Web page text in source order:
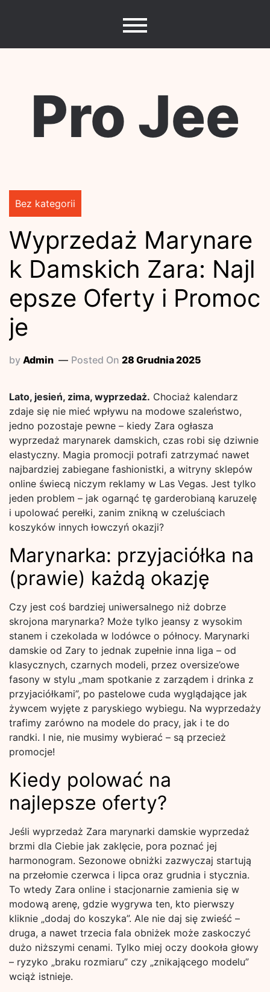
Pro Jee
Bez kategorii
Wyprzedaż Marynare
k Damskich Zara: Najl
epsze Oferty i Promoc
je
by Admin Posted On 28 Grudnia 2025
Lato, jesień, zima, wyprzedaż. Chociaż kalendarz
zdaje się nie mieć wpływu na modowe szaleństwo,
jedno pozostaje pewne – kiedy Zara ogłasza
wyprzedaż marynarek damskich, czas robi się dziwnie
elastyczny. Magia promocji potrafi zatrzymać nawet
najbardziej zabiegane fashionistki, a witryny sklepów
online świecą niczym reklamy w Las Vegas. Jest tylko
jeden problem – jak ogarnąć tę garderobianą karuzelę
i upolować perełki, zanim znikną w czeluściach
koszyków innych łowczyń okazji?
Marynarka: przyjaciółka na
(prawie) każdą okazję
Czy jest coś bardziej uniwersalnego niż dobrze
skrojona marynarka? Może tylko jeansy z wysokim
stanem i czekolada w lodówce o północy. Marynarki
damskie od Zary to jednak zupełnie inna liga – od
klasycznych, czarnych modeli, przez oversize’owe
fasony w stylu „mam spotkanie z zarządem i drinka z
przyjaciółkami”, po pastelowe cuda wyglądające jak
żywcem wyjęte z paryskiego wybiegu. Na wyprzedaży
trafimy zarówno na modele do pracy, jak i te do
randki. I nie, nie musimy wybierać – są przecież
promocje!
Kiedy polować na
najlepsze oferty?
Jeśli wyprzedaż Zara marynarki damskie wyprzedaż
brzmi dla Ciebie jak zaklęcie, pora poznać jej
harmonogram. Sezonowe obniżki zazwyczaj startują
na przełomie czerwca i lipca oraz grudnia i stycznia.
To wtedy Zara online i stacjonarnie zamienia się w
modową arenę, gdzie wygrywa ten, kto pierwszy
kliknie „dodaj do koszyka”. Ale nie daj się zwieść –
druga, a nawet trzecia fala obniżek może zaskoczyć
dużo niższymi cenami. Tylko miej oczy dookoła głowy
– ryzyko „braku rozmiaru” czy „znikającego modelu”
wciąż istnieje.